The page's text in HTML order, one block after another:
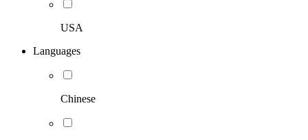
USA
Languages
Chinese